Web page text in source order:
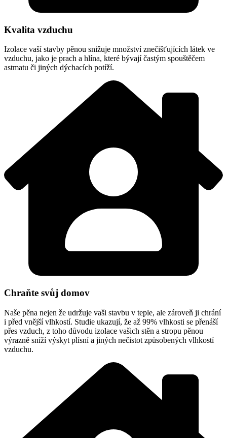
Kvalita vzduchu
Izolace vaší stavby pěnou snižuje množství znečišťujících látek ve
vzduchu, jako je prach a hlína, které bývají častým spouštěčem
astmatu či jiných dýchacích potíží.
Chraňte svůj domov
Naše pěna nejen že udržuje vaši stavbu v teple, ale zároveň ji chrání
i před vnější vlhkostí. Studie ukazují, že až 99% vlhkosti se přenáší
přes vzduch, z toho důvodu izolace vašich stěn a stropu pěnou
výrazně sníží výskyt plísní a jiných nečistot způsobených vlhkostí
vzduchu.